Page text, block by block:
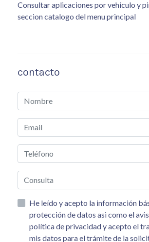
Consultar aplicaciones por vehiculo y
seccion catalogo del menu principal
contacto
He leído y acepto la información básica sobre
protección de datos asi como el aviso legal y la
política de privacidad y acepto el tratamiento de
mis datos para el trámite de la